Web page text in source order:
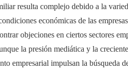
resulta complejo debido a la
económicas de las
objeciones en ciertos sectores
la presión mediática y la
empresarial impulsan la búsqueda